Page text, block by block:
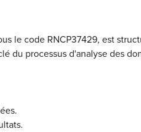
le code RNCP37429, est
du processus d'analyse des